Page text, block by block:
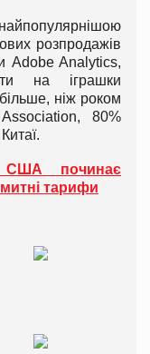
розпродажів
Analytics,
на іграшки
ніж роком
80%
США починає
тарифи